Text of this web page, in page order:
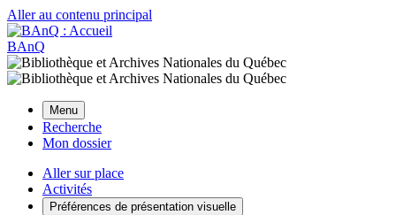
Aller au contenu principal
BAnQ
Menu
Recherche
Mon dossier
Aller sur place
Activités
Préférences de présentation visuelle